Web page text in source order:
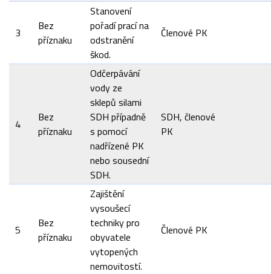
3
Bez
příznaku
Stanovení
pořadí prací na
odstranění
škod.
Členové PK
4
Bez
příznaku
Odčerpávání
vody ze
sklepů silami
SDH případně
s pomocí
nadřízené PK
nebo sousední
SDH.
SDH, členové
PK
5
Bez
příznaku
Zajištění
vysoušecí
techniky pro
obyvatele
vytopených
nemovitostí.
Členové PK